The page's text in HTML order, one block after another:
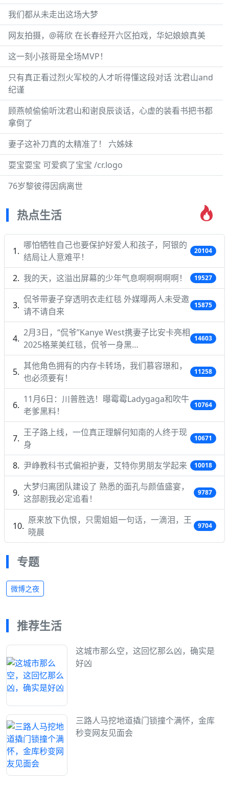
我们都从未走出这场大梦
网友拍摄，@蒋欣 在长春经开六区拍戏，华妃娘娘真美
这一刻小孩哥是全场MVP！
只有真正看过烈火军校的人才听得懂这段对话 沈君山and
纪谨
顾燕帧偷偷听沈君山和谢良辰谈话，心虚的装看书把书都
拿倒了
妻子这补刀真的太精准了！ 六姊妹
耍宝耍宝 可爱疯了宝宝 /cr.logo
76岁黎彼得因病离世
热点生活
哪怕牺牲自己也要保护好爱人和孩子，阿银的
结局让人意难平！
20104
我的天，这溢出屏幕的少年气息啊啊啊啊啊！ 19527
侃爷带妻子穿透明衣走红毯 外媒曝两人未受邀
请不请自来
15875
2月3日，“侃爷”Kanye West携妻子比安卡亮相
2025格莱美红毯，侃爷一身黑…
14603
其他角色拥有的内存卡转场，我们慕容璟和，
也必须要有！
11258
11月6日：川普胜选！曝霉霉Ladygaga和吹牛
老爹黑料！
10764
王子路上线，一位真正理解何知南的人终于现
身
10671
尹峥教科书式偏袒护妻，艾特你男朋友学起来 10018
大梦归离团队建设了 熟悉的面孔与颜值盛宴，
这部剧我必定追看！
9787
原来放下仇恨，只需姐姐一句话，一滴泪，王
晓晨
9704
专题
微博之夜
推荐生活
这城市那么空，这回忆那么凶，确实是
好凶
三路人马挖地道撬门锁撞个满怀，金库
秒变网友见面会